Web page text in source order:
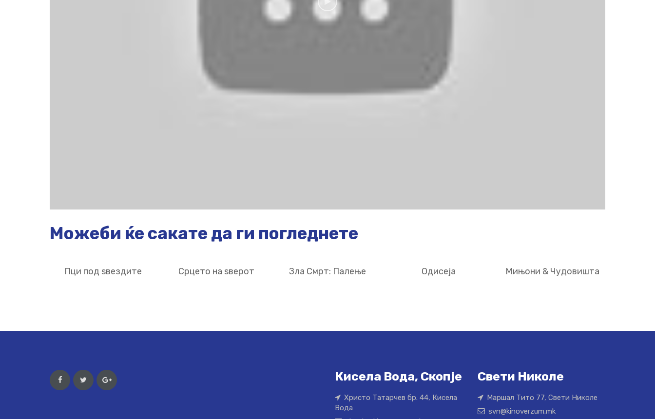
Можеби ќе сакате да ги погледнете
Пци под ѕвездите Срцето на ѕверот Зла Смрт: Палење Одисеја Мињони & Чудовишта
Кисела Вода, Скопје
Христо Татарчев бр. 44, Кисела
Вода
Свети Николе
Маршал Тито 77, Свети Николе
svn@kinoverzum.mk